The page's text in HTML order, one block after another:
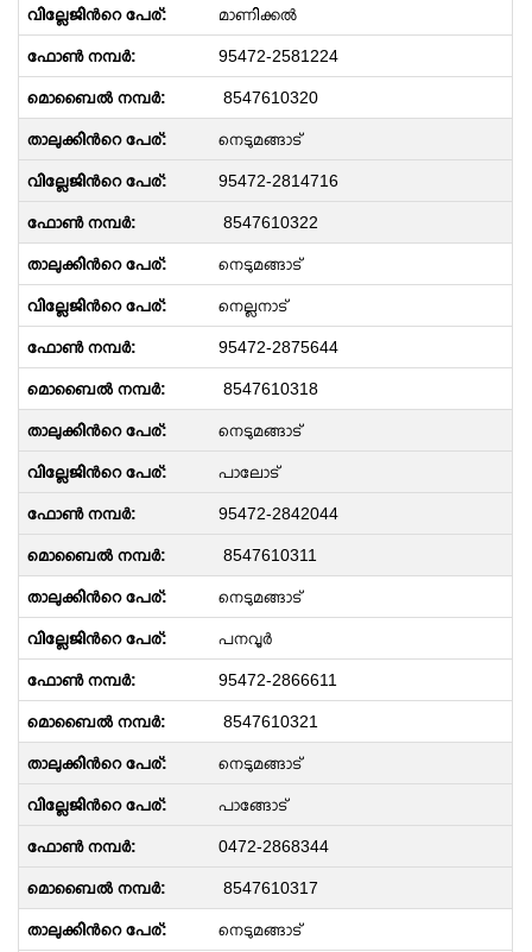
മാണിക്കല്‍
95472-2581224
8547610320
നെടുമങ്ങാട്
95472-2814716
8547610322
നെടുമങ്ങാട്
നെല്ലനാട്
95472-2875644
8547610318
നെടുമങ്ങാട്
പാലോട്
95472-2842044
8547610311
നെടുമങ്ങാട്
പനവൂർ
95472-2866611
8547610321
നെടുമങ്ങാട്
പാങ്ങോട്
0472-2868344
8547610317
നെടുമങ്ങാട്